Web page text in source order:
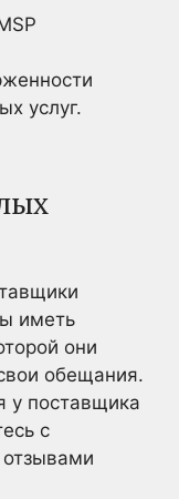
услуг.
иметь
они
обещания.
у поставщика
с